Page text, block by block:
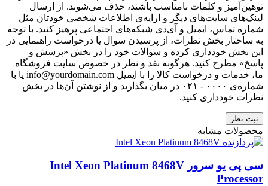
توهین‌آمیز و کلمات نامناسب باشند، حذف می‌شوند. از ارسال
لینک‌های سایت‌های دیگر و ارایه‌ی اطلاعات شخصی خودتان مثل
شماره تماس، ایمیل و آی‌دی شبکه‌های اجتماعی پرهیز کنید. با توجه
به ساختار بخش نظرات، از پرسیدن سوال یا درخواست راهنمایی در
این بخش خودداری کرده و سوالات خود را در بخش «پرسش و
پاسخ» مطرح کنید. هرگونه نقد و نظر در خصوص سایت فروشگاه
ما، خدمات و درخواست کالا را با ایمیل info@yourdomain.com یا با
شماره‌ی ۰۰۰۰ - ۰۲۱ در میان بگذارید و از نوشتن آن‌ها در بخش
نظرات خودداری کنید.
ثبت نظر
محصولات مشابه
سی پی یو سرور Intel Xeon Platinum 8468V
Processor